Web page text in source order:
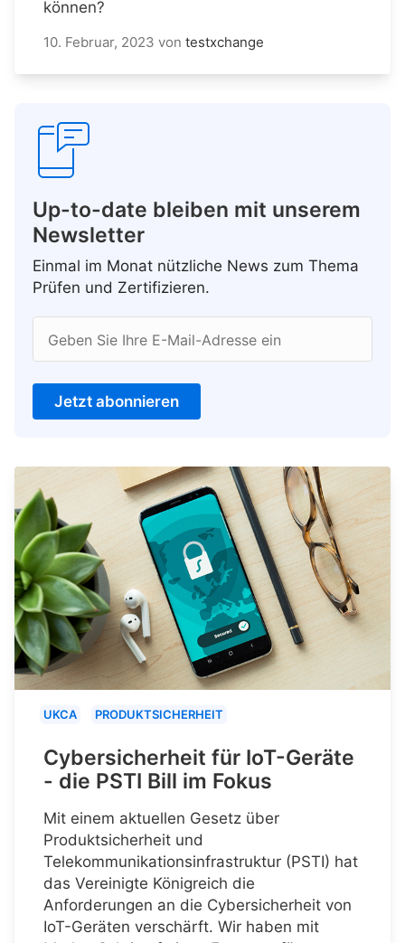
können?
10. Februar, 2023 von testxchange
Up-to-date bleiben mit unserem
Newsletter
Einmal im Monat nützliche News zum Thema
Prüfen und Zertifizieren.
Geben Sie Ihre E-Mail-Adresse ein
Jetzt abonnieren
UKCA PRODUKTSICHERHEIT
Cybersicherheit für IoT-Geräte
- die PSTI Bill im Fokus
Mit einem aktuellen Gesetz über
Produktsicherheit und
Telekommunikationsinfrastruktur (PSTI) hat
das Vereinigte Königreich die
Anforderungen an die Cybersicherheit von
IoT-Geräten verschärft. Wir haben mit